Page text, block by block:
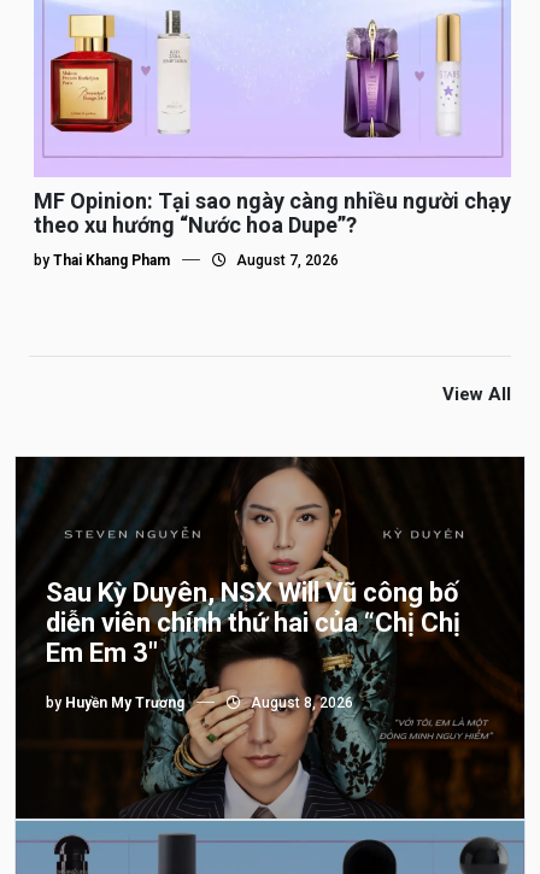
MF Opinion: Tại sao ngày càng nhiều người chạy
theo xu hướng “Nước hoa Dupe”?
by Thai Khang Pham August 7, 2026
View All
Sau Kỳ Duyên, NSX Will Vũ công bố
diễn viên chính thứ hai của “Chị Chị
Em Em 3″
by Huyền My Trương August 8, 2026